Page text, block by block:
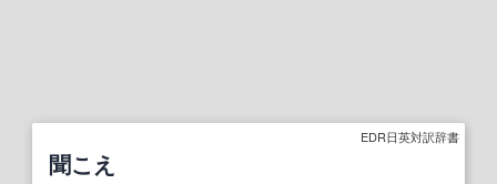
EDR日英対訳辞書
聞こえ